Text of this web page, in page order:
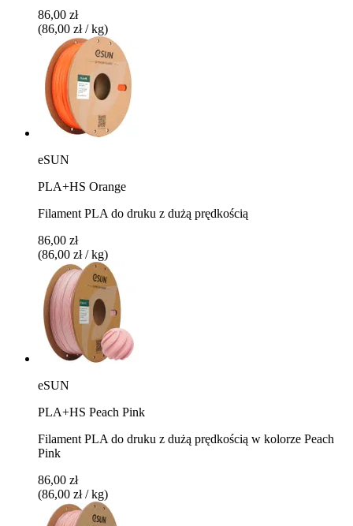
86,00 zł
(86,00 zł / kg)
eSUN
PLA+HS Orange
Filament PLA do druku z dużą prędkością
86,00 zł
(86,00 zł / kg)
eSUN
PLA+HS Peach Pink
Filament PLA do druku z dużą prędkością w kolorze Peach
Pink
86,00 zł
(86,00 zł / kg)